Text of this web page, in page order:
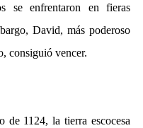
se enfrentaron en fieras
David, más poderoso
consiguió vencer.
de 1124, la tierra escocesa